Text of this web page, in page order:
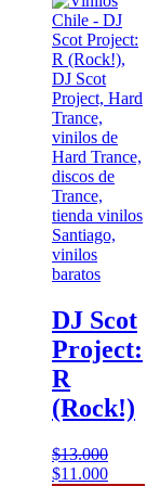
DJ Scot
Project:
R
(Rock!)
$13.000
El
$11.000El